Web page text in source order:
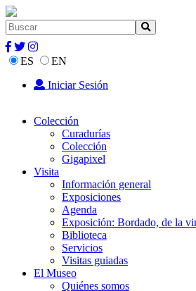
ES
EN
Iniciar Sesión
Colección
Curadurías
Colección
Gigapixel
Visita
Información general
Exposiciones
Agenda
Exposición: Bordado, de la
Biblioteca
Servicios
Visitas guiadas
El Museo
Quiénes somos